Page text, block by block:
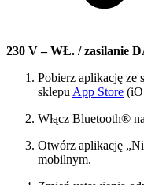
230 V – WŁ. / zasilanie
Pobierz aplikację ze
sklepu App Store
Włącz Bluetooth®
Otwórz aplikację
mobilnym.